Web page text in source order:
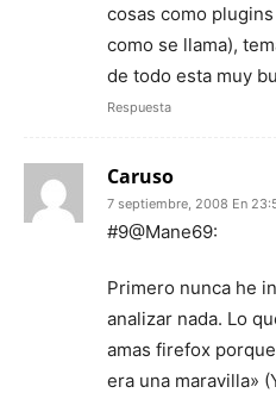
cosas como
como se llama),
de todo esta muy
Respuesta
Caruso
7 septiembre, 2008 En
#9@Mane69:
Primero nunca he
analizar nada. Lo
amas firefox
era una maravilla»